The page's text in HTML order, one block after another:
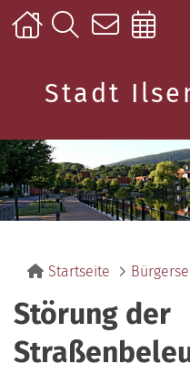
Stadt
Startseite
Störung der